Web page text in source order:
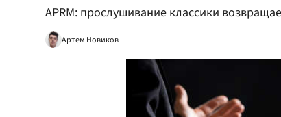
APRM: прослушивание классики
Артем Новиков